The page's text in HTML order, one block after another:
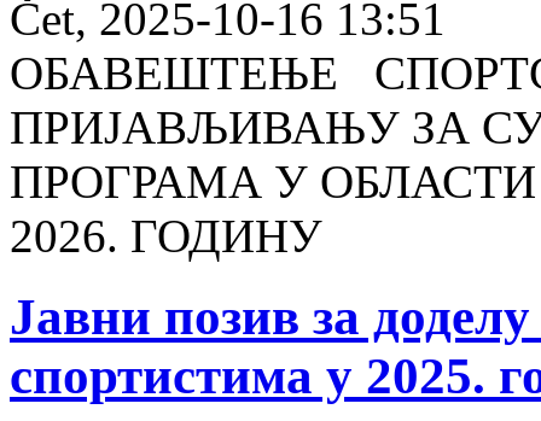
Čet, 2025-10-16 13:51
ОБАВЕШТЕЊЕ
ПРИЈАВЉИВАЊУ ЗА
ПРОГРАМА У
2026. ГОДИНУ
Јавни позив за
спортистима у 2025.